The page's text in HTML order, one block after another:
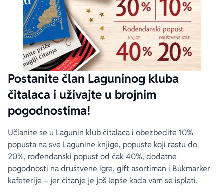
Postanite član Laguninog kluba
čitalaca i uživajte u brojnim
pogodnostima!
Učlanite se u Lagunin klub čitalaca i obezbedite 10%
popusta na sve Lagunine knjige, popuste koji rastu do
20%, rođendanski popust od čak 40%, dodatne
pogodnosti na društvene igre, gift asortiman i Bukmarker
kafeterije – jer čitanje je još lepše kada vam se isplati.